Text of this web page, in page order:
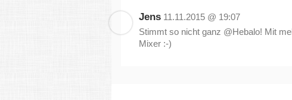
Jens 11.11.2015 @ 19:07
Stimmt so nicht ganz @Hebalo! Mit
Mixer :-)